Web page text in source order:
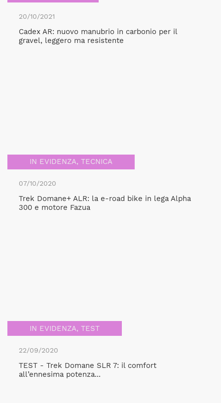
20/10/2021
Cadex AR: nuovo manubrio in carbonio per il
gravel, leggero ma resistente
IN EVIDENZA, TECNICA
07/10/2020
Trek Domane+ ALR: la e-road bike in lega Alpha
300 e motore Fazua
IN EVIDENZA, TEST
22/09/2020
TEST - Trek Domane SLR 7: il comfort
all’ennesima potenza...